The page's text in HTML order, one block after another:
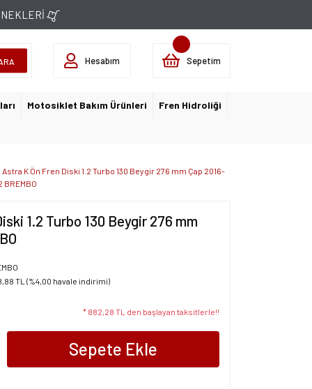
Hesabım Sepetim
Motosiklet Bakım Ürünleri Fren Hidroliği
Astra K Ön Fren Diski 1.2 Turbo 130 Beygir 276 mm Çap 2016-
BREMBO
1.2 Turbo 130 Beygir 276 mm
TL (%4,00 havale indirimi)
* 882,28 TL den başlayan taksitlerle!!
Sepete Ekle